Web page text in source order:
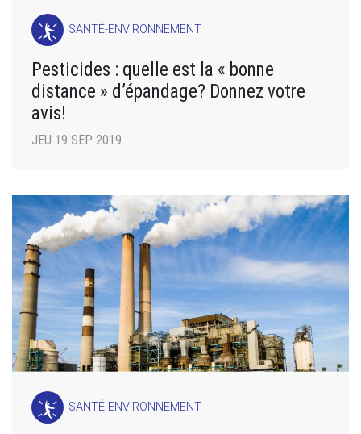
SANTÉ-ENVIRONNEMENT
Pesticides : quelle est la « bonne
distance » d’épandage? Donnez votre
avis!
JEU 19 SEP 2019
SANTÉ-ENVIRONNEMENT